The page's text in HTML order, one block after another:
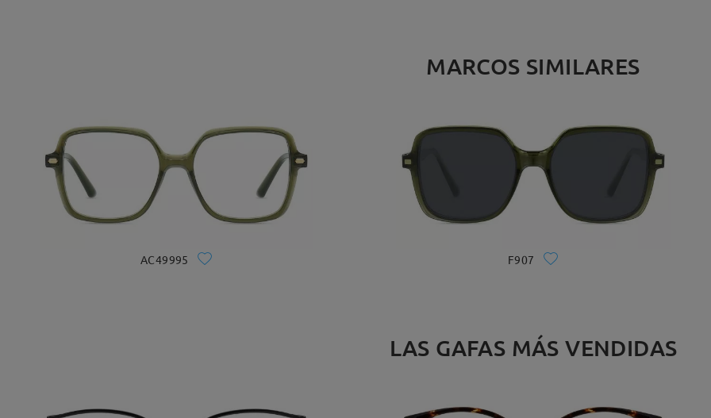
MARCOS SIMILARES
AC49995 F907
LAS GAFAS MÁS VENDIDAS